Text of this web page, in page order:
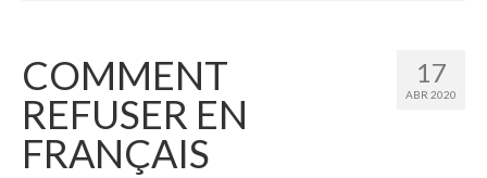
Français: Dossier Général
Français à toute allure
Bordeaux Tregey
17
ABR 2020
COMMENT
REFUSER EN
FRANÇAIS